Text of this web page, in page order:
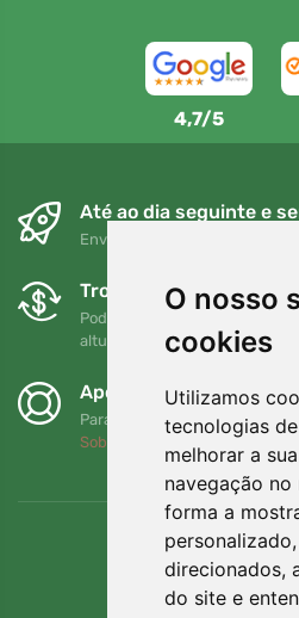
O nosso
cookies
Utilizamos
tecnologias
melhorar a
navegação
forma a
direcionados,
do site e
4,7/5
Até ao dia seguinte e
Envio gratuito para
Trocas e devoluções
Pode devolver ou trocar a sua
altura no prazo de 90 dias
Apoiamos a Trees.org
Para cada encomenda
Sobre nós